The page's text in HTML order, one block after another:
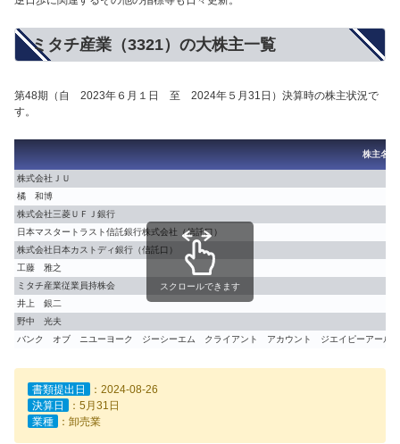
ミタチ産業（3321）の大株主一覧
第48期（自 2023年６月１日 至 2024年５月31日）決算時の株主状況で
す。
株主名
株式会社ＪＵ
橘 和博
株式会社三菱ＵＦＪ銀行
日本マスタートラスト信託銀行株式会社（信託口）
株式会社日本カストディ銀行（信託口）
工藤 雅之
ミタチ産業従業員持株会
井上 銀二
野中 光夫
バンク オブ ニユーヨーク ジーシーエム クライアント アカウント ジエイピーアール
スクロールできます
書類提出日
：2024-08-26
決算日
：5月31日
業種
：卸売業